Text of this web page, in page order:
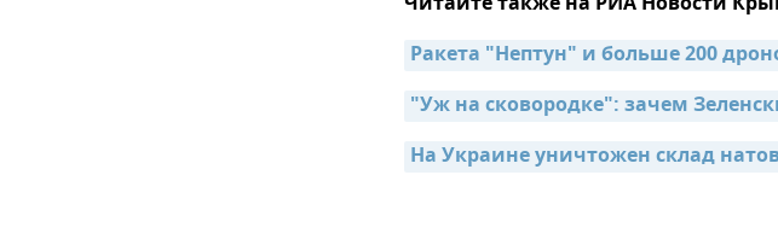
Ракета "Нептун" и больше 200
"Уж на сковородке": зачем
На Украине уничтожен склад